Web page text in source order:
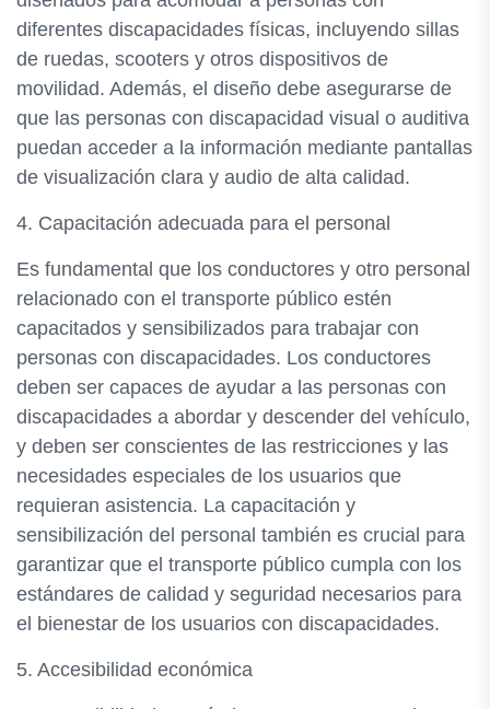
diferentes discapacidades físicas, incluyendo sillas
de ruedas, scooters y otros dispositivos de
movilidad. Además, el diseño debe asegurarse de
que las personas con discapacidad visual o auditiva
puedan acceder a la información mediante pantallas
de visualización clara y audio de alta calidad.
4. Capacitación adecuada para el personal
Es fundamental que los conductores y otro personal
relacionado con el transporte público estén
capacitados y sensibilizados para trabajar con
personas con discapacidades. Los conductores
deben ser capaces de ayudar a las personas con
discapacidades a abordar y descender del vehículo,
y deben ser conscientes de las restricciones y las
necesidades especiales de los usuarios que
requieran asistencia. La capacitación y
sensibilización del personal también es crucial para
garantizar que el transporte público cumpla con los
estándares de calidad y seguridad necesarios para
el bienestar de los usuarios con discapacidades.
5. Accesibilidad económica